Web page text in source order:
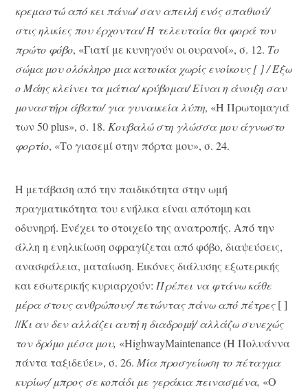
κρεμαστώ από κει πάνω/ σαν απειλή ενός σπαθιού/
στις ηλικίες που έρχονται/ Η τελευταία θα φορά τον
πρώτο φόβο, «Γιατί με κυνηγούν οι ουρανοί», σ. 12. Το
σώμα μου ολόκληρο μια κατοικία χωρίς ενοίκους [ ] / Έξω
ο Μάης κλείνει τα μάτια/ κρύβομαι/ Είναι η άνοιξη σαν
μοναστήρι άβατο/ για γυναικεία λύπη, «Η Πρωτομαγιά
των 50 plus», σ. 18.Κουβαλώ στη γλώσσα μου άγνωστο
φορτίο, «Το γιασεμί στην πόρτα μου», σ. 24.
Η μετάβαση από την παιδικότητα στην ωμή
πραγματικότητα του ενήλικα είναι απότομη και
οδυνηρή. Ενέχει το στοιχείο της ανατροπής. Από την
άλλη η ενηλικίωση σφραγίζεται από φόβο, διαψεύσεις,
ανασφάλεια, ματαίωση. Εικόνες διάλυσης εξωτερικής
και εσωτερικής κυριαρχούν: Πρέπει να φτάνω κάθε
μέρα στους ανθρώπους/ πετώντας πάνω από πέτρες[ ]
//Κι αν δεν αλλάζει αυτή η διαδρομή/ αλλάζω συνεχώς
τον δρόμο μέσα μου, «HighwayMaintenance (Η Πολυάννα
πάντα ταξιδεύει», σ. 26. Μία προσγείωση το πέταγμα
κυρίως/ μπρος σε κοπάδι με γεράκια πεινασμένα, «O